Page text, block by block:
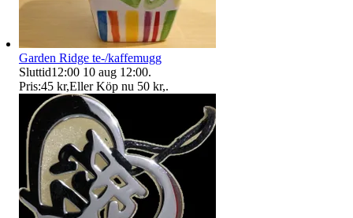
Garden Ridge te-/kaffemugg
Sluttid12:00 10 aug 12:00.
Pris:45 kr,Eller Köp nu 50 kr,.